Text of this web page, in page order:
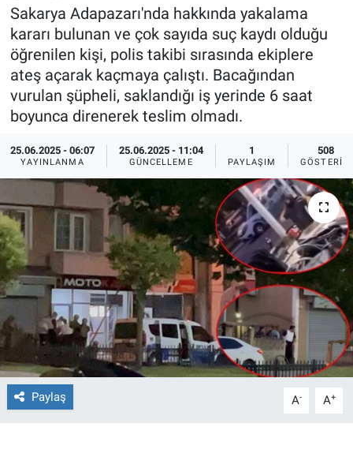
Sakarya Adapazarı'nda hakkında yakalama
kararı bulunan ve çok sayıda suç kaydı olduğu
öğrenilen kişi, polis takibi sırasında ekiplere
ateş açarak kaçmaya çalıştı. Bacağından
vurulan şüpheli, saklandığı iş yerinde 6 saat
boyunca direnerek teslim olmadı.
25.06.2025 - 06:07
YAYINLANMA
25.06.2025 - 11:04
GÜNCELLEME
1
PAYLAŞIM
508
GÖSTERIM
Paylaş A- A+
Doğa Konuşuyor
Dünya
Ege Saati
Eğlence
Ekonomi
Forum
Gerçeğin İzinde
Gün Başlıyor
Sağlık
Spor
Yayın Akışı
Tüm Manşetler
Son Dakika Haberleri
Haber Arşivi